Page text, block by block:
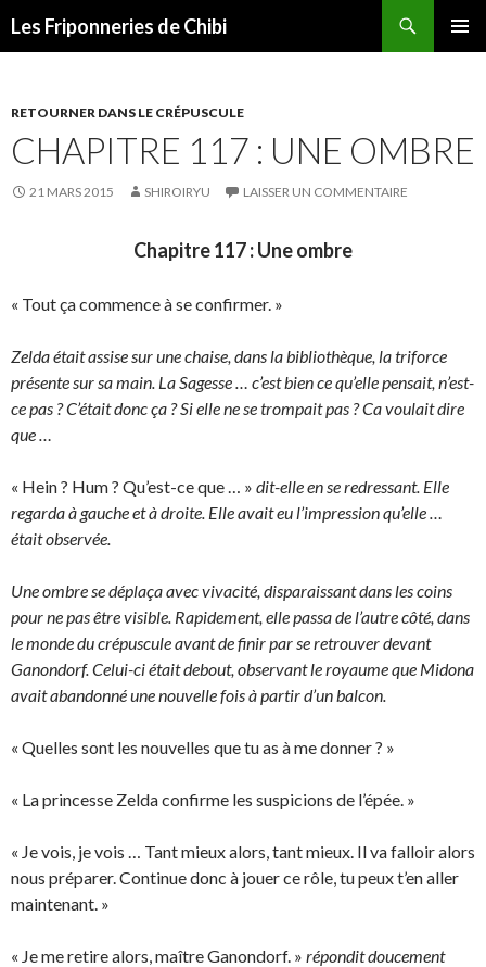
Les Friponneries de Chibi
RETOURNER DANS LE CRÉPUSCULE
CHAPITRE 117 : UNE OMBRE
21 MARS 2015 SHIROIRYU LAISSER UN COMMENTAIRE
Chapitre 117 : Une ombre
« Tout ça commence à se confirmer. »
Zelda était assise sur une chaise, dans la bibliothèque, la triforce
présente sur sa main. La Sagesse … c’est bien ce qu’elle pensait, n’est-
ce pas ? C’était donc ça ? Si elle ne se trompait pas ? Ca voulait dire
que …
« Hein ? Hum ? Qu’est-ce que … » dit-elle en se redressant. Elle
regarda à gauche et à droite. Elle avait eu l’impression qu’elle …
était observée.
Une ombre se déplaça avec vivacité, disparaissant dans les coins
pour ne pas être visible. Rapidement, elle passa de l’autre côté, dans
le monde du crépuscule avant de finir par se retrouver devant
Ganondorf. Celui-ci était debout, observant le royaume que Midona
avait abandonné une nouvelle fois à partir d’un balcon.
« Quelles sont les nouvelles que tu as à me donner ? »
« La princesse Zelda confirme les suspicions de l’épée. »
« Je vois, je vois … Tant mieux alors, tant mieux. Il va falloir alors
nous préparer. Continue donc à jouer ce rôle, tu peux t’en aller
maintenant. »
« Je me retire alors, maître Ganondorf. » répondit doucement